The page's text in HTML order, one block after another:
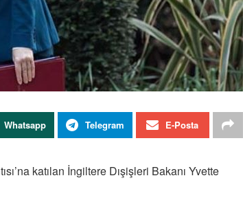
Whatsapp Telegram E-Posta
katılan İngiltere Dışişleri Bakanı Yvette